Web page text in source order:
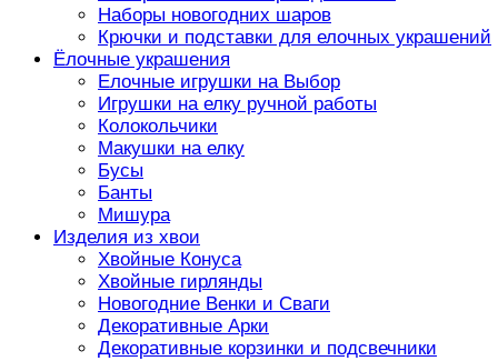
Наборы новогодних шаров
Крючки и подставки для елочных украшений
Ёлочные украшения
Елочные игрушки на Выбор
Игрушки на елку ручной работы
Колокольчики
Макушки на елку
Бусы
Банты
Мишура
Изделия из хвои
Хвойные Конуса
Хвойные гирлянды
Новогодние Венки и Сваги
Декоративные Арки
Декоративные корзинки и подсвечники